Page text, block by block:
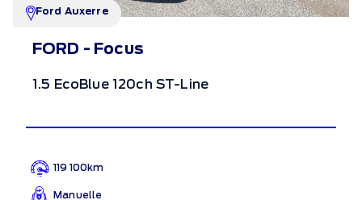
Ford Auxerre
FORD - Focus
1.5 EcoBlue 120ch ST-Line
119 100km
Manuelle